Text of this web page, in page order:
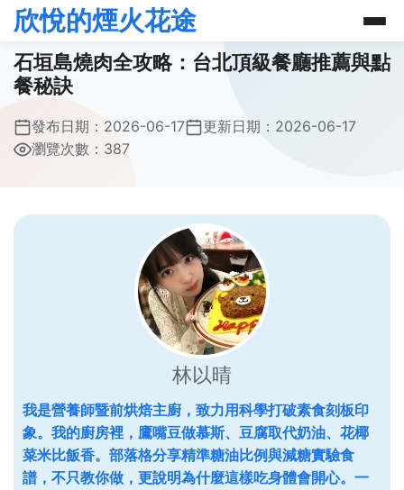
欣悅的煙火花途
石垣島燒肉全攻略：台北頂級餐廳推薦與點
餐秘訣
發布日期： 2026-06-17 更新日期： 2026-06-17
瀏覽次數：387
林以晴
我是營養師暨前烘焙主廚，致力用科學打破素食刻板印
象。我的廚房裡，鷹嘴豆做慕斯、豆腐取代奶油、花椰
菜米比飯香。部落格分享精準糖油比例與減糖實驗食
譜，不只教你做，更說明為什麼這樣吃身體會開心。一